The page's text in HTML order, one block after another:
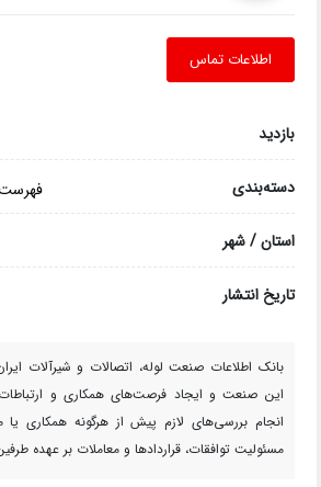
اطلاعات تماس
بازدید
دسته‌بندی
استان / شهر
تاریخ انتشار
بانک اطلاعات صنعت لوله، اتصالات و شیرآلات
این صنعت و ایجاد فرصت‌های همکاری و
انجام بررسی‌های لازم پیش از هرگونه همکاری
مسئولیت توافقات، قراردادها و معاملات بر عهده